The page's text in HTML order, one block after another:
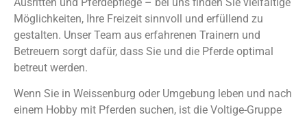
Möglichkeiten, Ihre Freizeit sinnvoll und erfüllend zu
gestalten. Unser Team aus erfahrenen Trainern und
Betreuern sorgt dafür, dass Sie und die Pferde optimal
betreut werden.
Wenn Sie in Weissenburg oder Umgebung leben und nach
einem Hobby mit Pferden suchen, ist die Voltige-Gruppe